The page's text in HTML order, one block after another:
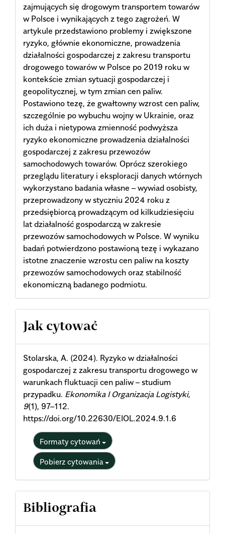
zajmujących się drogowym transportem towarów
w Polsce i wynikających z tego zagrożeń. W
artykule przedstawiono problemy i zwiększone
ryzyko, głównie ekonomiczne, prowadzenia
działalności gospodarczej z zakresu transportu
drogowego towarów w Polsce po 2019 roku w
kontekście zmian sytuacji gospodarczej i
geopolitycznej, w tym zmian cen paliw.
Postawiono tezę, że gwałtowny wzrost cen paliw,
szczególnie po wybuchu wojny w Ukrainie, oraz
ich duża i nietypowa zmienność podwyższa
ryzyko ekonomiczne prowadzenia działalności
gospodarczej z zakresu przewozów
samochodowych towarów. Oprócz szerokiego
przeglądu literatury i eksploracji danych wtórnych
wykorzystano badania własne – wywiad osobisty,
przeprowadzony w styczniu 2024 roku z
przedsiębiorcą prowadzącym od kilkudziesięciu
lat działalność gospodarczą w zakresie
przewozów samochodowych w Polsce. W wyniku
badań potwierdzono postawioną tezę i wykazano
istotne znaczenie wzrostu cen paliw na koszty
przewozów samochodowych oraz stabilność
ekonomiczną badanego podmiotu.
Article
Details
Jak cytować
Stolarska, A. (2024). Ryzyko w działalności
gospodarczej z zakresu transportu drogowego w
warunkach fluktuacji cen paliw – studium
przypadku. Ekonomika I Organizacja Logistyki,
9(1), 97–112.
https://doi.org/10.22630/EIOL.2024.9.1.6
Formaty cytowań
Pobierz cytowania
Bibliografia